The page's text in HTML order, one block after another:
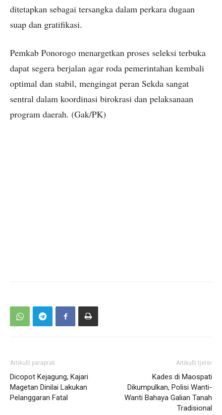
ditetapkan sebagai tersangka dalam perkara dugaan
suap dan gratifikasi.
Pemkab Ponorogo menargetkan proses seleksi terbuka
dapat segera berjalan agar roda pemerintahan kembali
optimal dan stabil, mengingat peran Sekda sangat
sentral dalam koordinasi birokrasi dan pelaksanaan
program daerah. (Gak/PK)
Artikulli paraprak
Dicopot Kejagung, Kajari
Magetan Dinilai Lakukan
Pelanggaran Fatal
Artikulli tjetër
Kades di Maospati
Dikumpulkan, Polisi Wanti-
Wanti Bahaya Galian Tanah
Tradisional